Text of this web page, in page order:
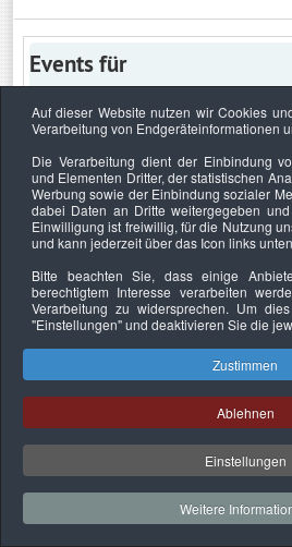
Events für
Keine Termine
Datenschutzerklärung
Copyright © 2026.
Sachverständiger und
Auf dieser Website nutzen wir Cookies
Verarbeitung von Endgeräteinformationen
Die Verarbeitung dient der Einbindung
und Elementen Dritter, der statistischen
Werbung sowie der Einbindung sozialer
dabei Daten an Dritte weitergegeben
Einwilligung ist freiwillig, für die Nutzung
und kann jederzeit über das Icon links
Bitte beachten Sie, dass einige
berechtigtem Interesse verarbeiten
Verarbeitung zu widersprechen. Um
"Einstellungen"und deaktivieren Sie die
Zustimmen
Ablehnen
Einstellungen
Weitere